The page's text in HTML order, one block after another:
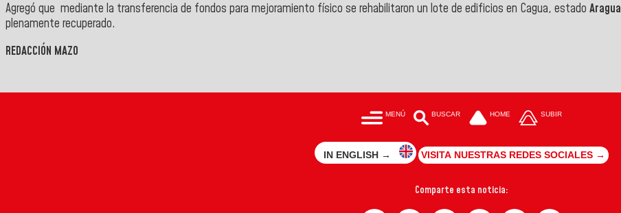
Agregó que mediante la transferencia de fondos para mejoramiento físico se rehabilitaron un lote de edificios en Cagua, estado Aragua
plenamente recuperado.
REDACCIÓN MAZO
MENÚ BUSCAR HOME SUBIR
IN ENGLISH → VISITA NUESTRAS REDES SOCIALES →
Comparte esta noticia: